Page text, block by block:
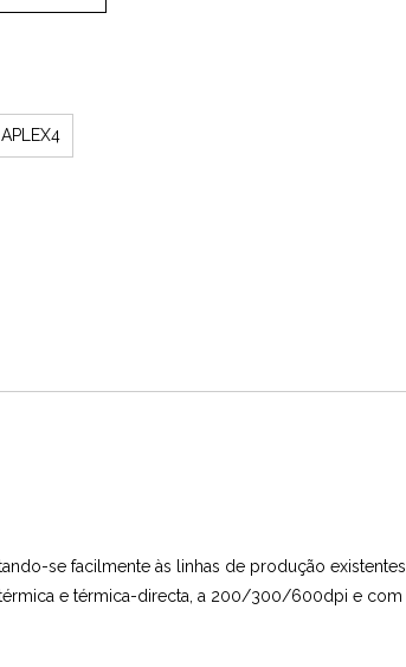
se facilmente às linhas de produção existentes.
térmica e térmica-directa, a 200/300/600dpi e com